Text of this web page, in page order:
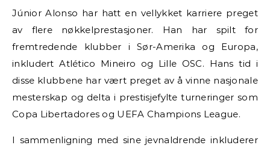
Júnior Alonso har hatt en vellykket karriere preget
av flere nøkkelprestasjoner. Han har spilt for
fremtredende klubber i Sør-Amerika og Europa,
inkludert Atlético Mineiro og Lille OSC. Hans tid i
disse klubbene har vært preget av å vinne nasjonale
mesterskap og delta i prestisjefylte turneringer som
Copa Libertadores og UEFA Champions League.
I sammenligning med sine jevnaldrende inkluderer